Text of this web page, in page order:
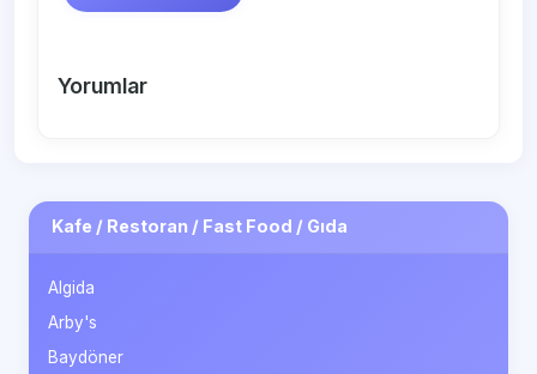
Yorumlar
Kafe / Restoran / Fast Food / Gıda
Algida
Arby's
Baydöner